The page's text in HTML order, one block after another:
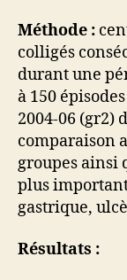
Méthode :
colligés
durant une
à 150
2004-06 (gr2)
comparaison
groupes ainsi
plus
gastrique,
Résultats :